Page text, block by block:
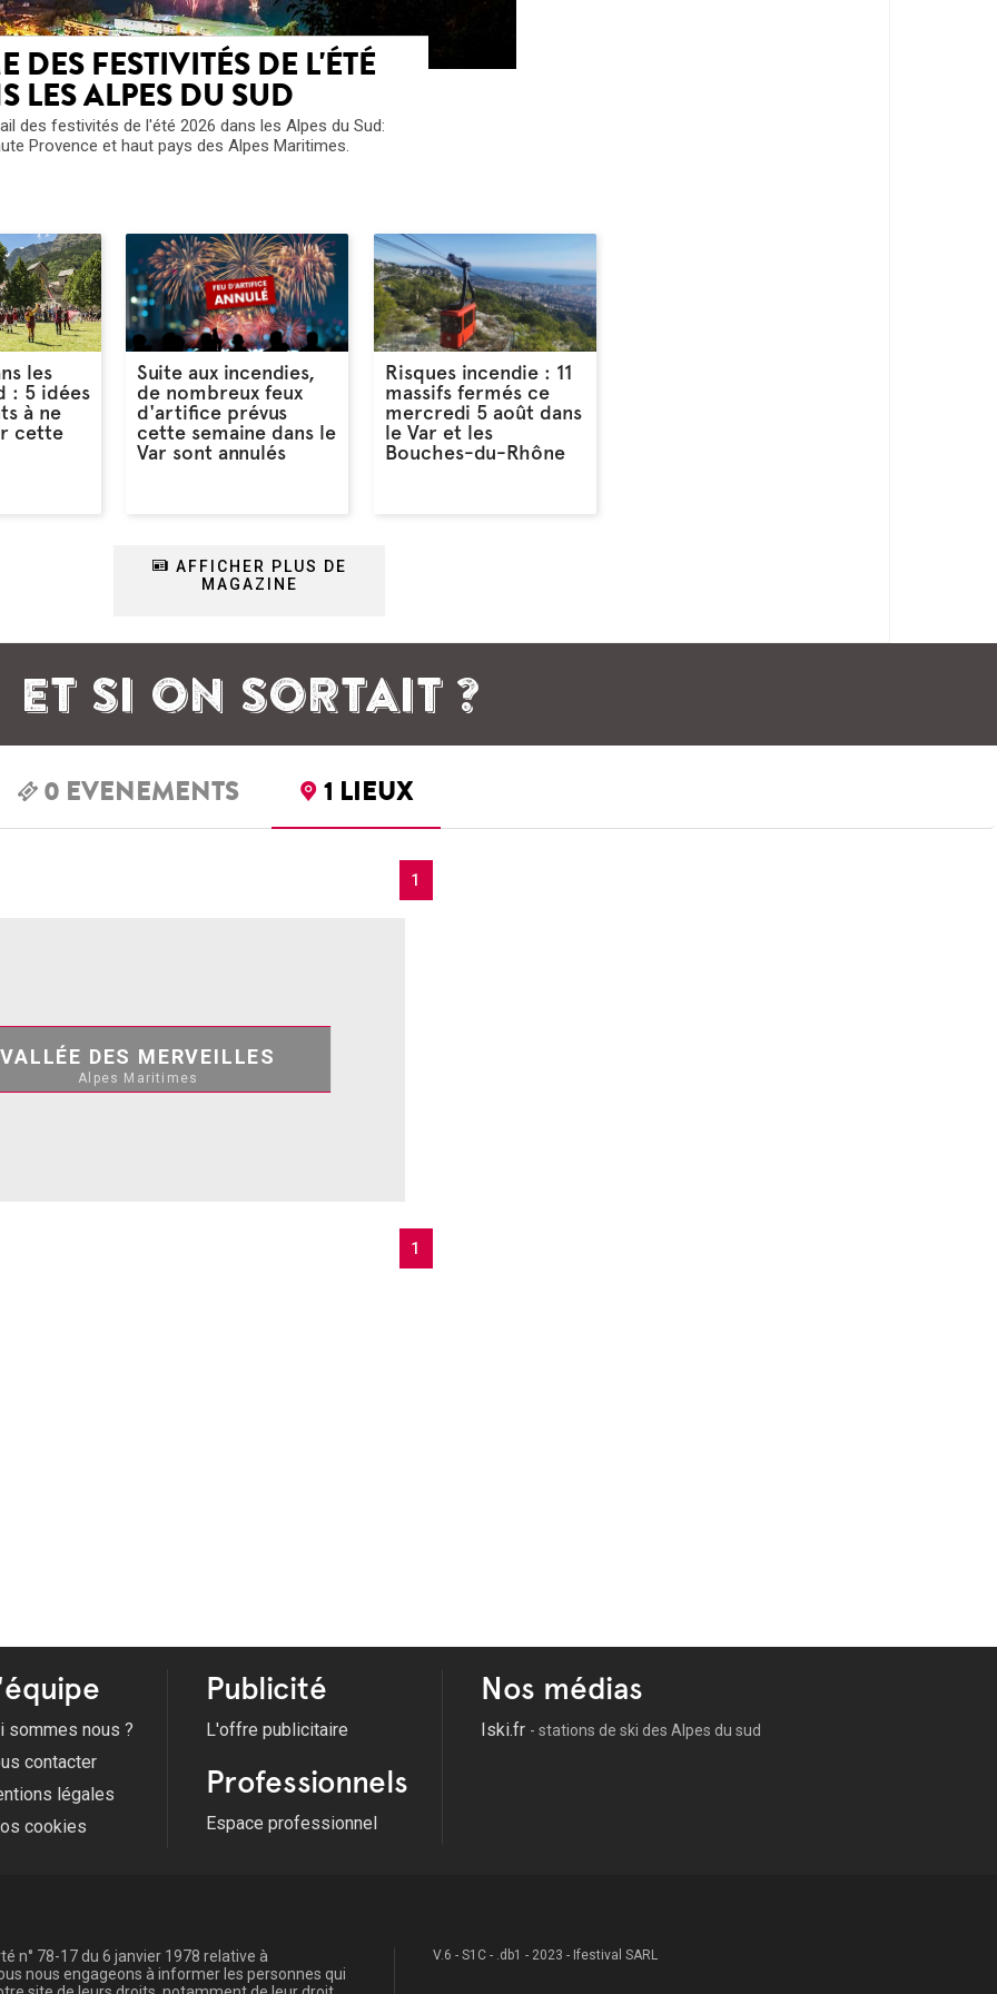
DES FESTIVITÉS DE L'ÉTÉ
LES ALPES DU SUD
des festivités de l'été 2026 dans les Alpes du Sud:
Provence et haut pays des Alpes Maritimes.
les
: 5 idées
à ne
cette
Suite aux incendies,
de nombreux feux
d'artifice prévus
cette semaine dans le
Var sont annulés
Risques incendie : 11
massifs fermés ce
mercredi 5 août dans
le Var et les
Bouches-du-Rhône
AFFICHER PLUS DE
MAGAZINE
ET SI ON SORTAIT ?
0 EVENEMENTS 1 LIEUX
1
VALLÉE DES MERVEILLES
Alpes Maritimes
1
sommes nous ?
contacter
légales
cookies
Publicité
L'offre publicitaire
Professionnels
Espace professionnel
Nos médias
Iski.fr - stations de ski des Alpes du sud
n° 78-17 du 6 janvier 1978 relative à
nous engageons à informer les personnes qui
V.6 - S1C - .db1 - 2023 - Ifestival SARL